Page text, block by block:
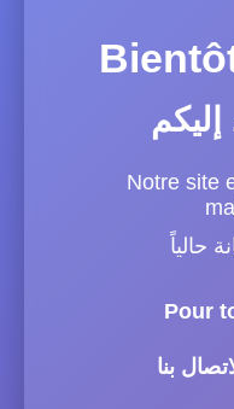
Notre site
حالياً
Pour
بنا